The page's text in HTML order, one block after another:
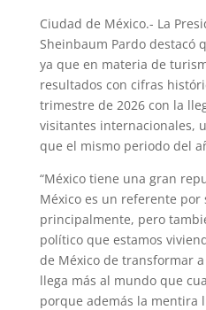
Ciudad de México.- La
Sheinbaum Pardo destacó
ya que en materia de
resultados con cifras
trimestre de 2026 con la
visitantes internacionales,
que el mismo periodo del
“México tiene una gran
México es un referente por
principalmente, pero
político que estamos
de México de transformar
llega más al mundo que
porque además la mentira